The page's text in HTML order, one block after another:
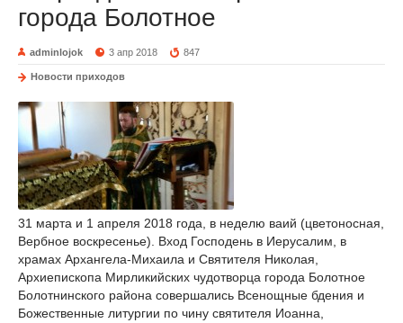
города Болотное
adminlojok 3 апр 2018 847
Новости приходов
31 марта и 1 апреля 2018 года, в неделю ваий (цветоносная,
Вербное воскресенье). Вход Господень в Иерусалим, в
храмах Архангела-Михаила и Святителя Николая,
Архиепископа Мирликийских чудотворца города Болотное
Болотнинского района совершались Всенощные бдения и
Божественные литургии по чину святителя Иоанна,